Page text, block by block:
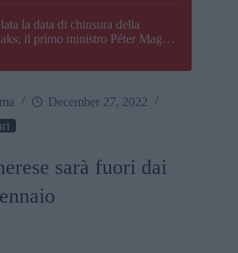
la data di chiusura della
il primo ministro Péter Magyar
December 27, 2022
sarà fuori dai